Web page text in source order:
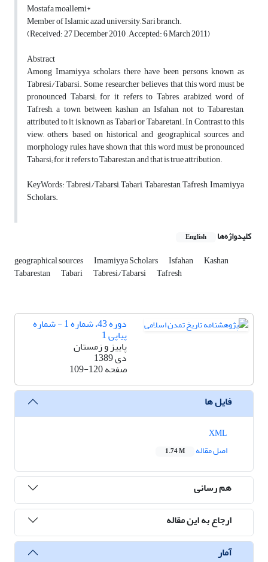
Mostafa moallemi*
Member of Islamic azad university, Sari branch.
(Received: 27 December 2010 , Accepted: 6 March 2011)
Abstract
Among Imamiyya scholars there have been persons known as
Tabresi/Tabarsi. Some researcher believes that this word must be
pronounced Tabarsi; for it refers to Tabres, arabized word of
Tafresh, a town between kashan an Isfahan, not to Tabarestan,
attributed to it is known as Tabari or Tabaretani. In Contrast to this
view, others, based on historical and geographical sources and
morphology rules, have shown that this word must be pronounced
Tabarsi; for it refers to Tabarestan, and that is true attribution.
KeyWords: Tabresi/Tabarsi, Tabari, Tabarestan, Tafresh, Imamiyya
Scholars.
کلیدواژه‌ها English
geographical sources Imamiyya Scholars Isfahan Kashan
Tabarestan Tabari Tabresi/Tabarsi Tafresh
دوره 43، شماره 1 - شماره
پیاپی 1
پاییز و زمستان
دی 1389
صفحه109-120
فایل ها
اصل مقاله
1.74 M
هم رسانی
ارجاع به این مقاله
آمار